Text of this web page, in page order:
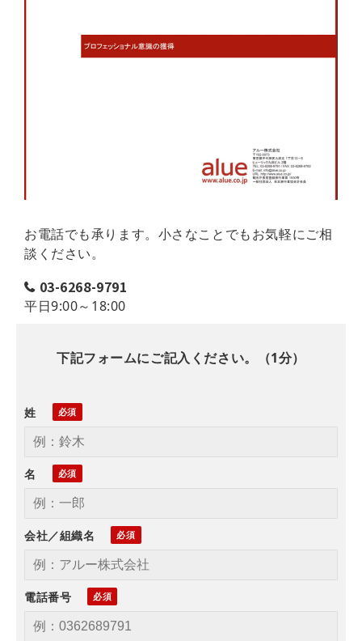
お電話でも承ります。小さなことでもお気軽にご相
談ください。
03-6268-9791
平日9:00～18:00
下記フォームにご記入ください。（1分）
姓
名
会社／組織名
電話番号